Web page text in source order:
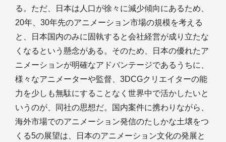
る。ただ、日本は人口が徐々に減少傾向にあるため、
20年、30年先のアニメーション市場の規模を考える
と、日本国内のみに固執すると会社経営が成り立たな
くなるという懸念がある。そのため、日本の優れたア
ニメーションが明確なアドバンテージであるうちに、
様々なアニメーターや監督、3DCGクリエイターの能
力を少しも無駄にすることなく世界中で活かしたいと
いうのが、同社の思想だ。国内案件に携わりながら、
海外市場でのアニメーション発信のたしかな土壌をつ
くる5の展望は、日本のアニメーション文化の発展と